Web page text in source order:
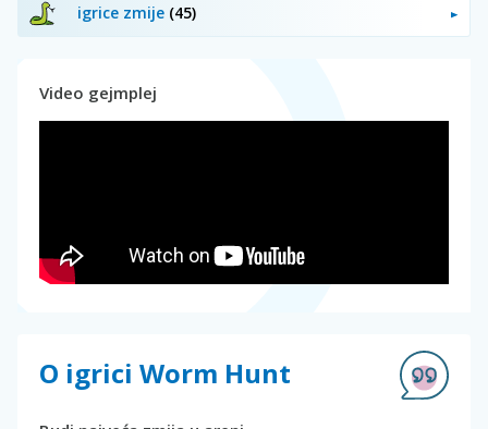
igrice zmije (45)
Video gejmplej
O igrici Worm Hunt